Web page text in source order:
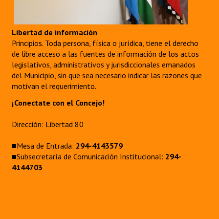
Libertad de información
Principios. Toda persona, física o jurídica, tiene el derecho
de libre acceso a las fuentes de información de los actos
legislativos, administrativos y jurisdiccionales emanados
del Municipio, sin que sea necesario indicar las razones que
motivan el requerimiento.
¡Conectate con el Concejo!
Dirección: Libertad 80
■Mesa de Entrada: 294-4143579
■Subsecretaría de Comunicación Institucional: 294-
4144703